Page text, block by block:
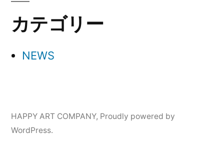
カテゴリー
NEWS
HAPPY ART COMPANY, Proudly powered by
WordPress.